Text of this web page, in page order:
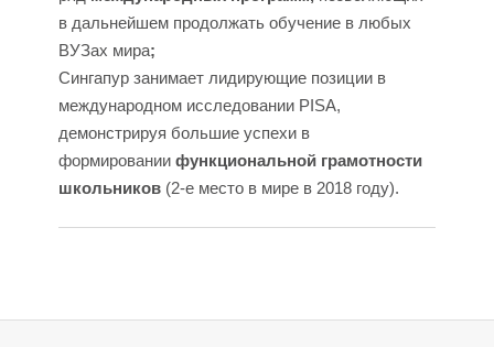
в дальнейшем продолжать обучение в любых
ВУЗах мира;
Сингапур занимает лидирующие позиции в
международном исследовании PISA,
демонстрируя большие успехи в
формированиифункциональной грамотности
школьников(2-е место в мире в 2018 году).